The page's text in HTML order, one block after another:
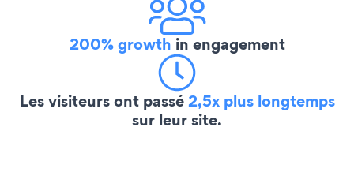
200% growth in engagement
Les visiteurs ont passé2,5x plus longtemps
sur leur site.